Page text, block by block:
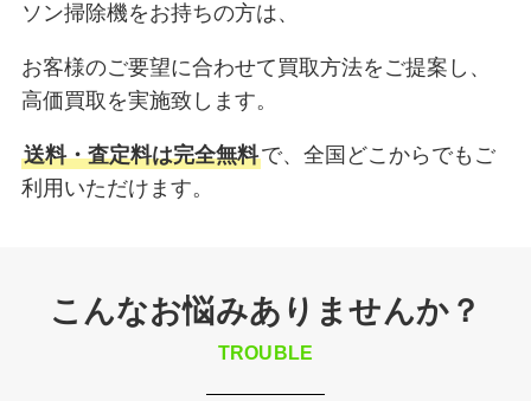
ソン掃除機をお持ちの方は、
お客様のご要望に合わせて買取方法をご提案し、
高価買取を実施致します。
送料・査定料は完全無料で、全国どこからでもご
利用いただけます。
こんなお悩みありませんか？
TROUBLE